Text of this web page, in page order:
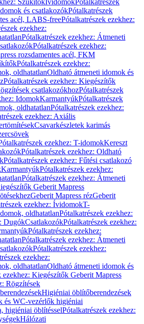
SzűkítőkÍvidomokPótalkatrészek
és csatlakozókPótalkatrészek
acél, LABS-freePótalkatrészek ezekhez:
ezekhez:
Pótalkatrészek ezekhez: Átmeneti
Pótalkatrészek ezekhez:
rozsdamentes acél, FKM
Pótalkatrészek ezekhez:
oldhatatlanOldható átmeneti idomok és
Pótalkatrészek ezekhez: Kiegészítők
csatlakozókhozPótalkatrészek
IdomokKarmantyúkPótalkatrészek
oldhatatlanPótalkatrészek ezekhez:
ezekhez: Axiális
Csavarkészletek karimás
ezekhez: T-idomokKereszt
Pótalkatrészek ezekhez: Oldható
Pótalkatrészek ezekhez: Fűtési csatlakozó
KarmantyúkPótalkatrészek ezekhez:
Pótalkatrészek ezekhez: Átmeneti
Geberit Mapress
Geberit Mapress rézGeberit
ezekhez: ÍvidomokT-
oldhatatlanPótalkatrészek ezekhez:
DugókCsatlakozókPótalkatrészek ezekhez:
Pótalkatrészek ezekhez:
Pótalkatrészek ezekhez: Átmeneti
Pótalkatrészek ezekhez:
ezekhez:
oldhatatlanOldható átmeneti idomok és
ezekhez: Kiegészítők Geberit Mapress
Rögzítések
Higiéniai öblítőberendezések
és WC-vezérlők higiéniai
higiéniai öblítésselPótalkatrészek ezekhez:
Hálózati